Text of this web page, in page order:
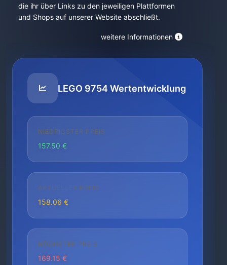
die ihr über Links zu den jeweiligen Plattformen
und Shops auf unserer Website abschließt.
weitere Informationen
LEGO 9754 Wertentwicklung
NIEDRIGSTER PREIS
157.50 €
AKTUELLER PREIS
158.06 €
HÖCHSTER PREIS
169.15 €